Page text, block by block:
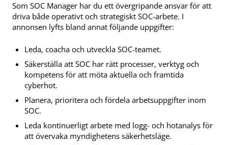
Som SOC Manager har du ett övergripande ansvar för att
driva både operativt och strategiskt SOC-arbete. I
annonsen lyfts bland annat följande uppgifter:
Leda, coacha och utveckla SOC-teamet.
Säkerställa att SOC har rätt processer, verktyg och
kompetens för att möta aktuella och framtida
cyberhot.
Planera, prioritera och fördela arbetsuppgifter inom
SOC.
Leda kontinuerligt arbete med logg- och hotanalys för
att övervaka myndighetens säkerhetsläge.